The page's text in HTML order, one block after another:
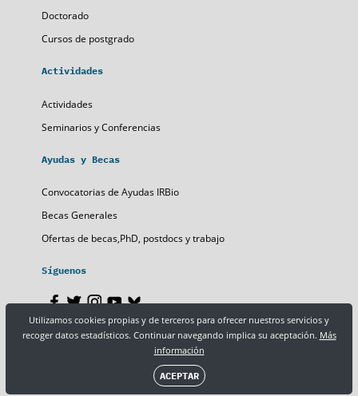
Utilizamos cookies propias y de terceros para ofrecer nuestros servicios y
recoger datos estadísticos. Continuar navegando implica su aceptación. Más
información
ACEPTAR
Doctorado
Cursos de postgrado
Actividades
Actividades
Seminarios y Conferencias
Ayudas y Becas
Convocatorias de Ayudas IRBio
Becas Generales
Ofertas de becas,PhD, postdocs y trabajo
Síguenos
Nota legal Política de privacidad Política de cookies